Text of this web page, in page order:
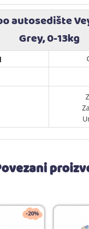
autosedište
Grey, 0-13kg
-20%